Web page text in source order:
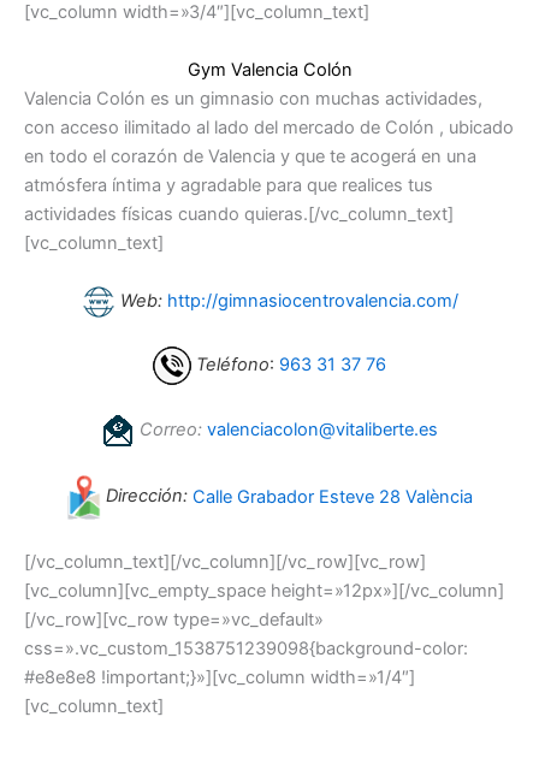
[vc_column width=»3/4″][vc_column_text]
Gym Valencia Colón
Valencia Colón es un gimnasio con muchas actividades,
con acceso ilimitado al lado del mercado de Colón , ubicado
en todo el corazón de Valencia y que te acogerá en una
atmósfera íntima y agradable para que realices tus
actividades físicas cuando quieras.[/vc_column_text]
[vc_column_text]
Web: http://gimnasiocentrovalencia.com/
Teléfono: 963 31 37 76
Correo: valenciacolon@vitaliberte.es
Dirección: Calle Grabador Esteve 28 València
[/vc_column_text][/vc_column][/vc_row][vc_row]
[vc_column][vc_empty_space height=»12px»][/vc_column]
[/vc_row][vc_row type=»vc_default»
css=».vc_custom_1538751239098{background-color:
#e8e8e8 !important;}»][vc_column width=»1/4″]
[vc_column_text]